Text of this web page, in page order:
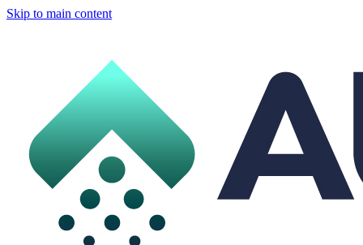
Skip to main content